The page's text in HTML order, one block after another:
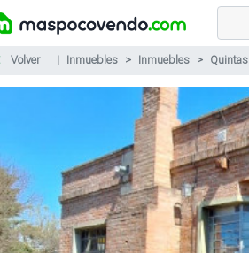
Volver Inmuebles Inmuebles Quintas